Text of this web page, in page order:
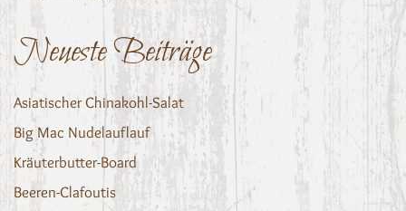
Neueste Beiträge
Asiatischer Chinakohl-Salat
Big Mac Nudelauflauf
Kräuterbutter-Board
Beeren-Clafoutis